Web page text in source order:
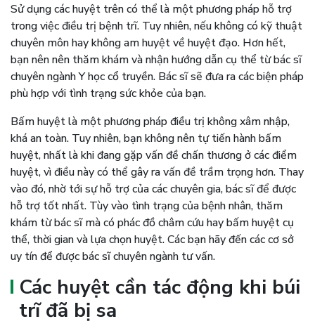
Sử dụng các huyệt trên có thể là một phương pháp hỗ trợ
trong việc điều trị bệnh trĩ. Tuy nhiên, nếu không có kỹ thuật
chuyên môn hay không am huyệt về huyệt đạo. Hơn hết,
bạn nên nên thăm khám và nhận hướng dẫn cụ thể từ bác sĩ
chuyên ngành Y học cổ truyền. Bác sĩ sẽ đưa ra các biện pháp
phù hợp với tình trạng sức khỏe của bạn.
Bấm huyệt là một phương pháp điều trị không xâm nhập,
khá an toàn. Tuy nhiên, bạn không nên tự tiến hành bấm
huyệt, nhất là khi đang gặp vấn đề chấn thương ở các điểm
huyệt, vì điều này có thể gây ra vấn đề trầm trọng hơn. Thay
vào đó, nhờ tới sự hỗ trợ của các chuyên gia, bác sĩ để được
hỗ trợ tốt nhất. Tùy vào tình trạng của bệnh nhân, thăm
khám từ bác sĩ mà có phác đồ châm cứu hay bấm huyệt cụ
thể, thời gian và lựa chọn huyệt. Các bạn hãy đến các cơ sở
uy tín để được bác sĩ chuyên ngành tư vấn.
Các huyệt cần tác động khi búi
trĩ đã bị sa